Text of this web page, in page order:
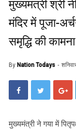
मुख्यमंत्री श्री
मंदिर में पूजा-
समृद्धि की
By Nation Todays
मुख्यमंत्री ने गया में